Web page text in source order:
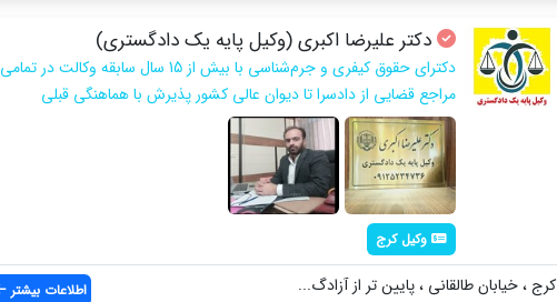
دکتر علیرضا اکبری (وکیل پایه یک دادگستری)
دکترای حقوق کیفری و جرم‌شناسی با بیش از 15 سال سابقه وکالت در تمامی
مراجع قضایی از دادسرا تا دیوان عالی کشور پذیرش با هماهنگی قبلی
وکیل کرج
کرج ، خیابان طالقانی ، پایین تر از آزادگ... اطلاعات بیشتر